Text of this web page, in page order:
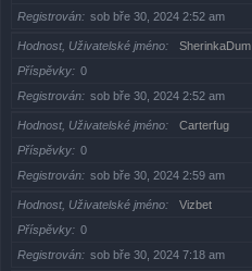
Registrován
sob bře 30, 2024 2:52 am
Hodnost, Uživatelské jméno
SherinkaDum
Příspěvky
0
Registrován
sob bře 30, 2024 2:52 am
Hodnost, Uživatelské jméno
Carterfug
Příspěvky
0
Registrován
sob bře 30, 2024 2:59 am
Hodnost, Uživatelské jméno
Vizbet
Příspěvky
0
Registrován
sob bře 30, 2024 7:18 am